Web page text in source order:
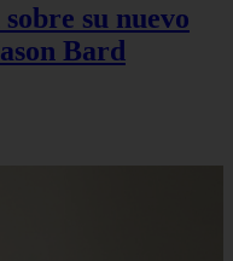
su nuevo
Bard